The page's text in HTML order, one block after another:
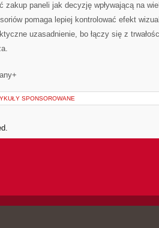
zakup paneli jak decyzję wpływającą na
pomaga lepiej kontrolować efekt
uzasadnienie, bo łączy się z
SPONSOROWANE